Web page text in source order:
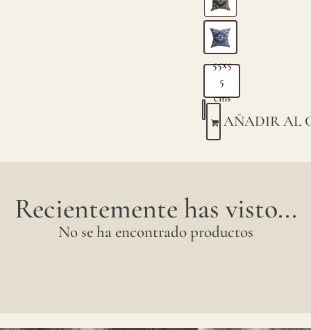
55x5
5
cms
AÑADIR AL
Recientemente has visto...
No se ha encontrado productos